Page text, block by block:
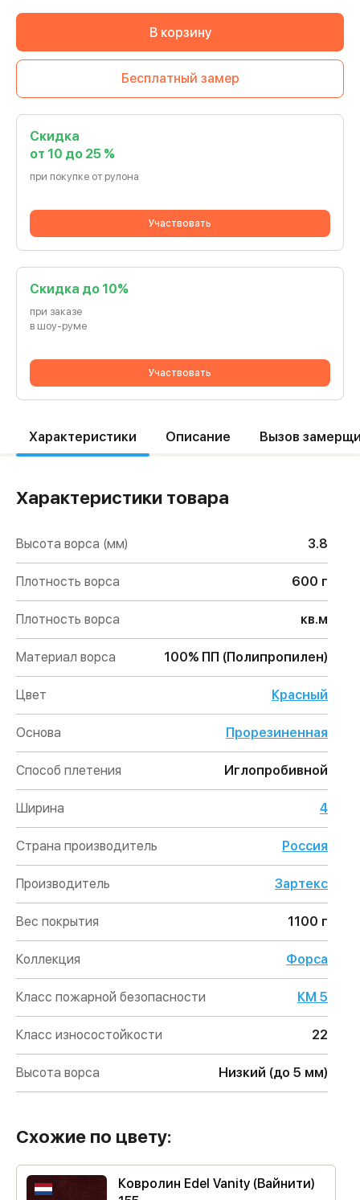
В корзину
Бесплатный замер
Скидка
от 10 до 25 %
при покупке от рулона
Участвовать
Cкидка до 10%
при заказе
в шоу-руме
Участвовать
Характеристики Описание Вызов
Характеристики товара
Высота ворса (мм) 3.8
Плотность ворса 600 г
Плотность ворса кв.м
Материал ворса 100% ПП (Полипропилен)
Цвет Красный
Основа Прорезиненная
Способ плетения Иглопробивной
Ширина 4
Страна производитель Россия
Производитель Зартекс
Вес покрытия 1100 г
Коллекция Форса
Класс пожарной безопасности КМ 5
Класс износостойкости 22
Высота ворса Низкий (до 5 мм)
Схожие по цвету:
Ковролин Edel Vanity (Вайнити)